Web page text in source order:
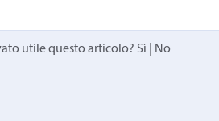
utile questo articolo? Sì No